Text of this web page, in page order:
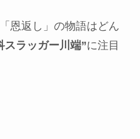
恩返し」の物語はどん
スラッガー川端”に注目